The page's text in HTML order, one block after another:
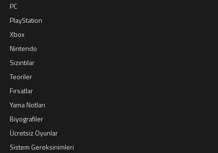
PC
PlayStation
Xbox
Nintendo
Sızıntılar
Teoriler
Fırsatlar
Yama Notları
Biyografiler
Ücretsiz Oyunlar
Sistem Gereksinimleri